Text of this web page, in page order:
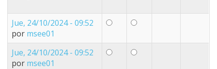
Jue, 24/10/2024 - 09:52
por msee01
Jue, 24/10/2024 - 09:52
por msee01